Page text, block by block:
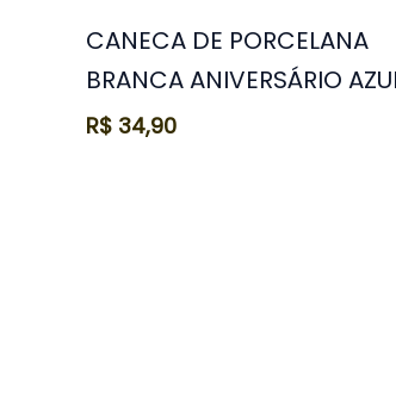
CANECA DE PORCELANA
BRANCA ANIVERSÁRIO
R$ 34,90